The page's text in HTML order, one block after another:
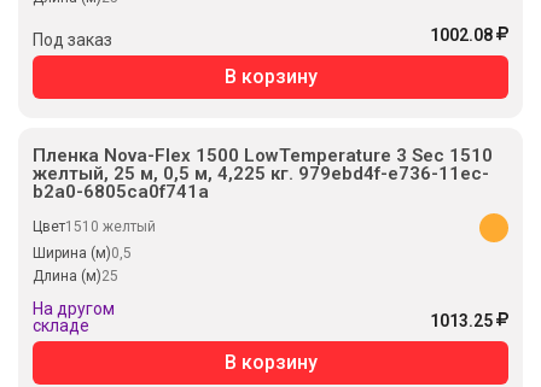
Под заказ 1002.08
В корзину
Пленка Nova-Flex 1500 LowTemperature 3 Sec 1510
желтый, 25 м, 0,5 м, 4,225 кг. 979ebd4f-e736-11ec-
b2a0-6805ca0f741a
Цвет1510 желтый
Ширина (м)0,5
Длина (м)25
На другом
складе
1013.25
В корзину